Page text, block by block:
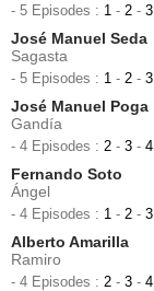
- 5 Episodes : 1 - 2 - 3
José Manuel Seda
Sagasta
- 5 Episodes : 1 - 2 - 3
José Manuel Poga
Gandía
- 4 Episodes : 2 - 3 - 4
Fernando Soto
Ángel
- 4 Episodes : 1 - 2 - 3
Alberto Amarilla
Ramiro
- 4 Episodes : 2 - 3 - 4